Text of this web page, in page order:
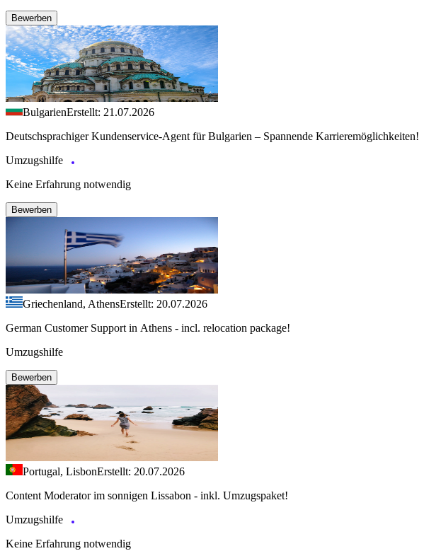
Bewerben
BulgarienErstellt: 21.07.2026
Deutschsprachiger Kundenservice-Agent für Bulgarien – Spannende Karrieremöglichkeiten!
Umzugshilfe
Keine Erfahrung notwendig
Bewerben
Griechenland, AthensErstellt: 20.07.2026
German Customer Support in Athens - incl. relocation package!
Umzugshilfe
Bewerben
Portugal, LisbonErstellt: 20.07.2026
Content Moderator im sonnigen Lissabon - inkl. Umzugspaket!
Umzugshilfe
Keine Erfahrung notwendig